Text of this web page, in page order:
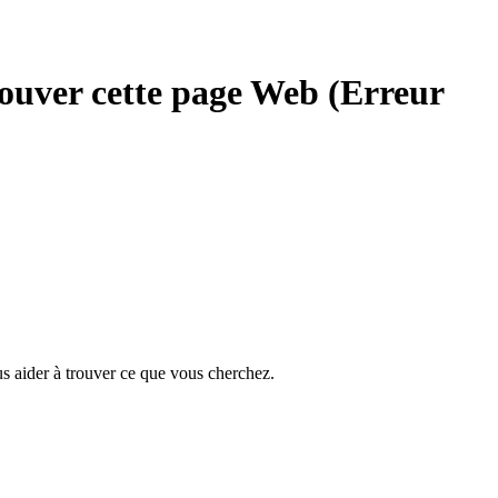
cette page Web (Erreur
aider à trouver ce que vous cherchez.